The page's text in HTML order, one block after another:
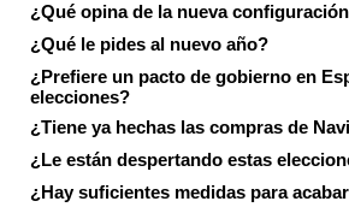
¿Qué opina de la nueva
¿Qué le pides al nuevo año?
¿Prefiere un pacto de gobierno en
elecciones?
¿Tiene ya hechas las compras de
¿Le están despertando estas
¿Hay suficientes medidas para